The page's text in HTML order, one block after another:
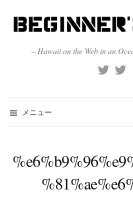
ン
テ
キ
ッ
プ
– Hawaii on the Web in an
メニュー